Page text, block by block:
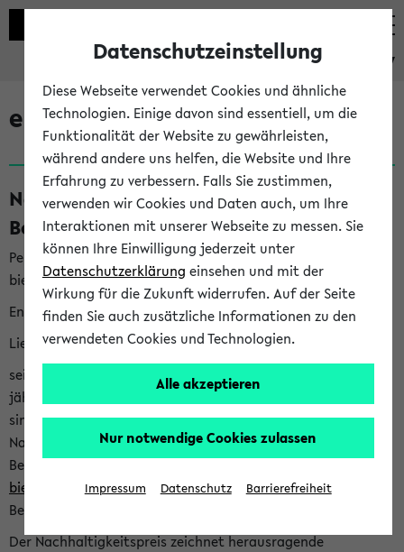
eKVV
eKVV News
Nachhaltigkeitspreis 2026:
Bewerbungsphase gestartet (06.08.26)
Per E-Mail eingestellt von nachhaltigkeitsbuero@uni-
bielefeld.de an den Verteiler 'Alle Studierenden':
English version below
Liebe Studierende,
seit 2023 verleiht das Rektorat der Universität Bielefeld
jährlich den Nachhaltigkeitspreis für Abschlussarbeiten. Sie
sind herzlich eingeladen sich mit Ihrer Abschlussarbeit beim
Nachhaltigkeitsbüro zu bewerben. Bitte nutzen Sie für Ihre
Bewerbung dieses Formular<https://formulare.uni-
bielefeld.de/frontend-server/form/provide/913/>. Die
Bewerbungsfrist endet am 30.09.2026.
Der Nachhaltigkeitspreis zeichnet herausragende
Datenschutzeinstellung
Diese Webseite verwendet Cookies und ähnliche
Technologien. Einige davon sind essentiell, um die
Funktionalität der Website zu gewährleisten,
während andere uns helfen, die Website und Ihre
Erfahrung zu verbessern. Falls Sie zustimmen,
verwenden wir Cookies und Daten auch, um Ihre
Interaktionen mit unserer Webseite zu messen. Sie
können Ihre Einwilligung jederzeit unter
Datenschutzerklärung einsehen und mit der
Wirkung für die Zukunft widerrufen. Auf der Seite
finden Sie auch zusätzliche Informationen zu den
verwendeten Cookies und Technologien.
Alle akzeptieren
Nur notwendige Cookies zulassen
Impressum Datenschutz Barrierefreiheit